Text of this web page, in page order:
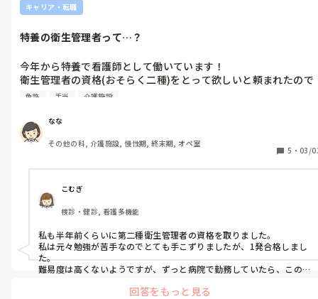
キャリア・転職
特養の衛生管理者って…？
今年から特養で看護師として働いています！
衛生管理者の資格(おそらく二種)をとって欲しいと頼まれたので
すが、難易度は高いのでしょうか？
実際に特養で衛生管理者の義務もされている方いらっしゃったら
資格の難易度や業務内容教えてもらいたいです…🙇‍♀️
免許 手当 介護施設
なな
その他の科, 介護施設, 慢性期, 終末期, オペ室
5 ・ 03/
こむぎ
検診・健診, 看護多機能
私も半年前くらいに第二種衛生管理者の資格を取りました。
私は元々勉強が苦手なのでとても手こずりましたが、1発合格しまし
た。
難易度は高くないようですが、ずっと病院で勤務していたら、この
特に法律を覚えるのが難しかったです。
回答をもっと見る